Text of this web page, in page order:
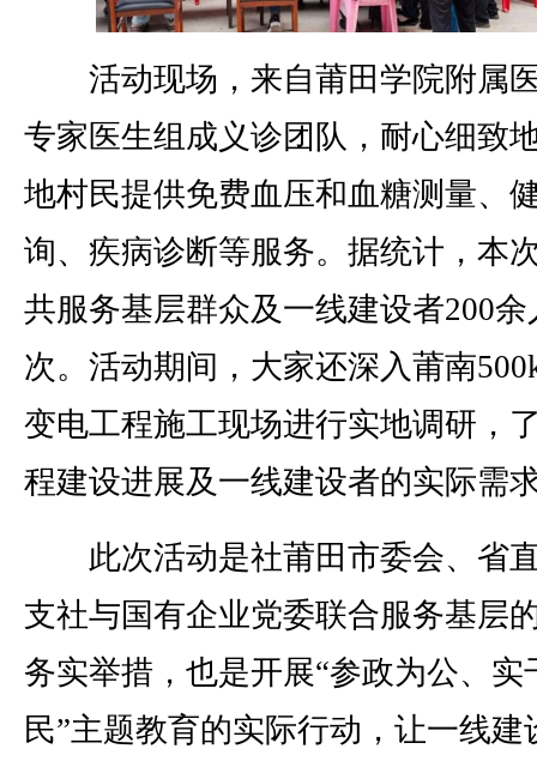
活动现场，来自莆田学院附属
专家医生组成义诊团队，耐心细致
地村民提供免费血压和血糖测量、
询、疾病诊断等服务。据统计，本
共服务基层群众及一线建设者200余
次。活动期间，大家还深入莆南
变电工程施工现场进行实地调研，
程建设进展及一线建设者的实际需
此次活动是社莆田市委会、省
支社与国有企业党委联合服务基层
务实举措，也是开展“参政为公、实
民”主题教育的实际行动，让一线建